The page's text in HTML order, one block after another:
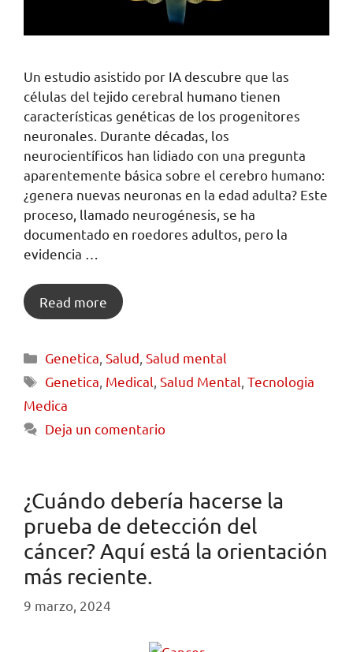
Un estudio asistido por IA descubre que las
células del tejido cerebral humano tienen
características genéticas de los progenitores
neuronales. Durante décadas, los
neurocientíficos han lidiado con una pregunta
aparentemente básica sobre el cerebro humano:
¿genera nuevas neuronas en la edad adulta? Este
proceso, llamado neurogénesis, se ha
documentado en roedores adultos, pero la
evidencia …
Read more
Genetica ,Salud ,Salud mental
Genetica Medical ,Salud Mental ,Tecnologia
Medica
Deja un comentario
¿Cuándo debería hacerse la
prueba de detección del
cáncer? Aquí está la orientación
más reciente.
9 marzo, 2024